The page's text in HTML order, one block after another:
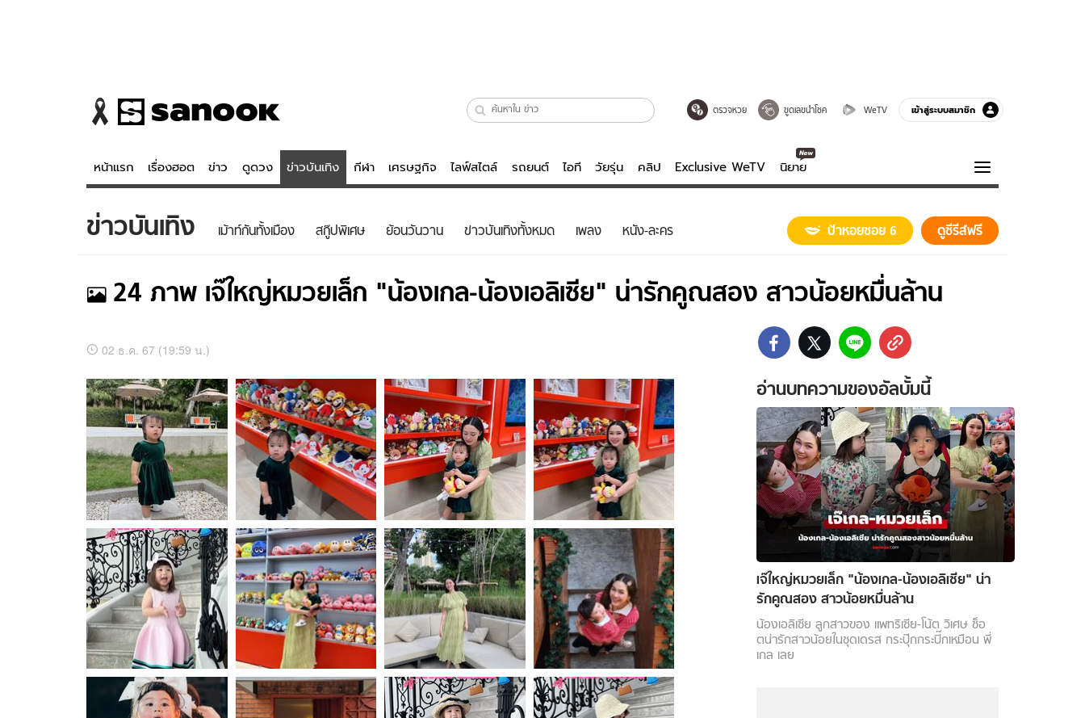
ตรวจหวย ขูดเลขนำโชค WeTV เข้าสู่ระบบสมาชิก
หน้าแรก เรื่องฮอต ข่าว ดูดวง ข่าวบันเทิง กีฬา เศรษฐกิจ ไลฟ์สไตล์ รถยนต์ ไอที วัยรุ่น คลิป Exclusive WeTV นิยาย
ข่าว
ข่าวบันเทิง
ข่าวเศรษฐกิจ
อัปเดตจีน
เช็กข่าวชัวร์
ดูดวง - ตรวจหวย
สถิติหวยไทย
ไลฟ์สไตล์
ผู้ชาย
วัยรุ่น
สุขภาพ
เที่ยว-กิน
Tasteful Thailand
Sanook Choice
บันเทิงครบรส
เกมส์
ดูทีวี
WeTV
Exclusive WeTV
นิยาย
ความรู้รอบตัว
ฮาวทู
กูรู-รอบรู้
ดาวน์โหลดสนุกแอปฟรี ติดตามสนุกโซเชียลได้ที่ ติดต่อโฆษณา
tencentthbd sales@tencent.co.th
สงวนลิขสิทธิ์ ©2569 บริษัท อิมเมจ ฟิวเจอร์ (ประเทศไทย) จำกัด ร้องเรียนเนื้อหาไม่เหมาะสม แนะนำติชม แจ้งปัญหาการใช้งาน
ข่าวบันเทิง เม้าท์กันทั้งเมือง สกู๊ปพิเศษ ย้อนวันวาน ข่าวบันเทิงทั้งหมด เพลง หนัง-ละคร ป้าหอยซอย 6 ดูซีรีส์ฟรี
24 ภาพ เจ๊ใหญ่หมวยเล็ก "น้องเกล-น้องเอลิเซีย" น่ารักคูณสอง สาวน้อยหมื่นล้าน
ของ
ใหญ่
ห
มวย
เล็ก
"น้อง
เกล-
น้อง
เอ
ลิ
เซีย"
น่า
รัก
คูณ
สอง
สาว
น้อยห
มื่น
ล้าน
ภาพ
เจ๊
ใหญ่
ห
มวย
เล็ก
"น้อง
เกล-
น้อง
เอ
ลิ
เซีย"
น่า
รัก
คูณ
สอง
สาว
น้อยห
มื่น
02 ธ.ค. 67 (19:59 น.)
อ่านบทความของอัลบั้มนี้
เจ๊ใหญ่หมวยเล็ก "น้องเกล-น้องเอลิเซีย" น่า
รักคูณสอง สาวน้อยหมื่นล้าน
น้องเอลิเซีย ลูกสาวของ แพทริเซีย-โน้ต วิเศษ ช็อ
ตน่ารักสาวน้อยในชุดเดรส กระปุ๊กกระปิ๊กเหมือน พี่
เกล เลย